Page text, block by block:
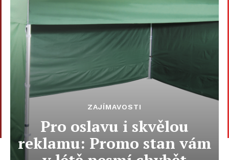
ZAJÍMAVOSTI
Pro oslavu i skvělou
reklamu: Promo stan vám